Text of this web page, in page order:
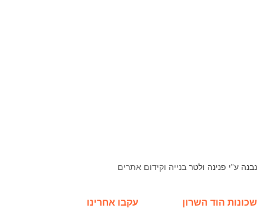
נבנה ע”י פנינה ולטר בנייה וקידום אתרים
שכונות הוד השרון עקבו אחרינו